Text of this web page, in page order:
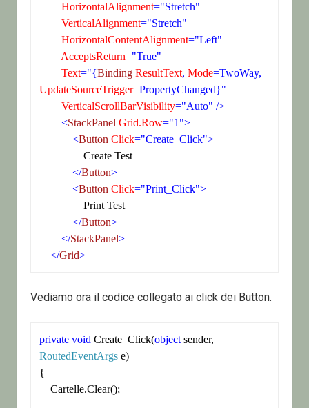
HorizontalAlignment="Stretch"
VerticalAlignment="Stretch"
HorizontalContentAlignment="Left"
AcceptsReturn="True"
Text="{Binding ResultText, Mode=TwoWay,
UpdateSourceTrigger=PropertyChanged}"
VerticalScrollBarVisibility="Auto" />
<StackPanel Grid.Row="1">
<Button Click="Create_Click">
</Button>
<Button Click="Print_Click">
</Button>
</StackPanel>
</Grid>
Vediamo ora il codice collegato ai click dei Button.
private void Create_Click(object
RoutedEventArgs e)
{